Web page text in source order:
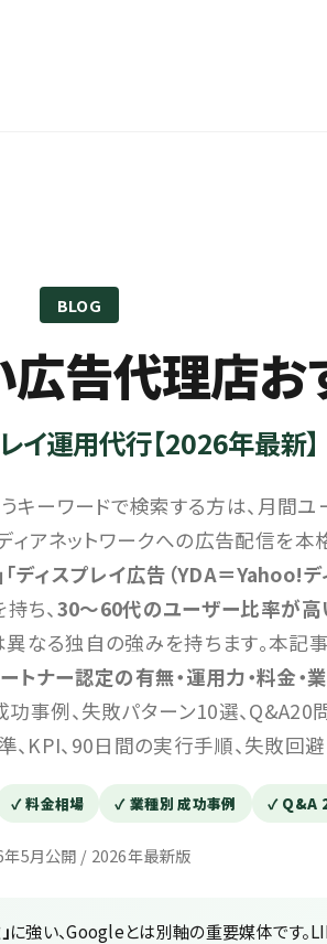
BLOG
告代理店お
イ運用代行【2026年最新】
うキーワードで検索する方は、月間ユ
ィアネットワークへの広告配信を本
「ディスプレイ広告（YDA＝Yahoo!
ち、30〜60代のユーザー比率が高
異なる独自の強みを持ちます。本記
トナー認定の有無・運用力・料金・
事例、失敗パターン10選、
KPI、90日間の実行手順、失敗回避
✓ 料金相場 ✓ 業種別 成功事例 ✓ Q&A
年5月公開 / 2026年最新版
に強い、Googleとは別軸の重要媒体です。